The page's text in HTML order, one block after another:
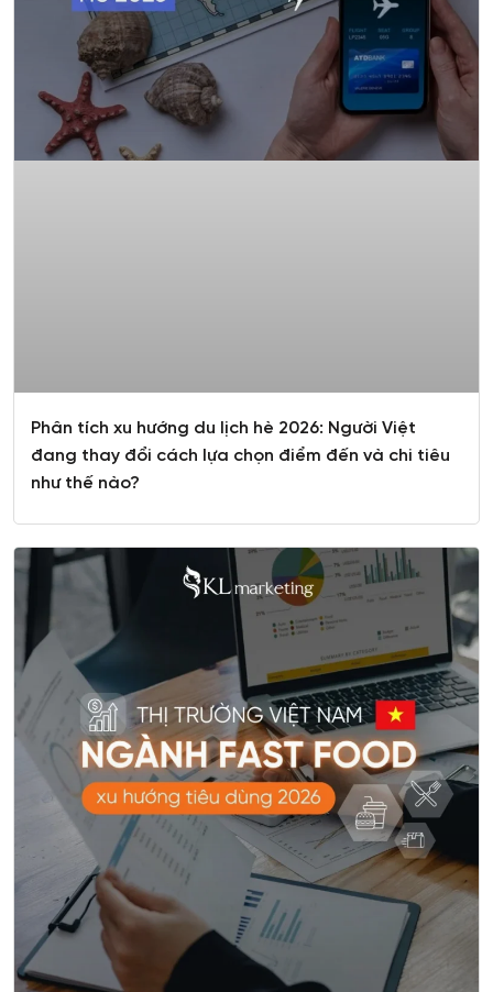
Phân tích xu hướng du lịch hè 2026: Người Việt
đang thay đổi cách lựa chọn điểm đến và chi tiêu
như thế nào?